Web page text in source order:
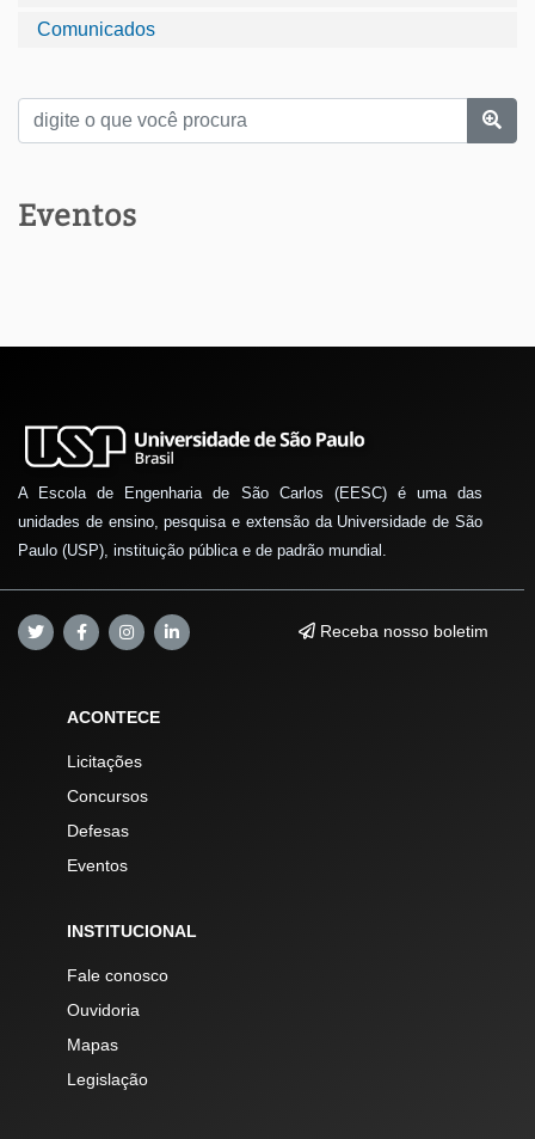
Comunicados
Eventos
A Escola de Engenharia de São Carlos (EESC) é uma das
unidades de ensino, pesquisa e extensão da Universidade de São
Paulo (USP), instituição pública e de padrão mundial.
Receba nosso boletim
ACONTECE
Licitações
Concursos
Defesas
Eventos
INSTITUCIONAL
Fale conosco
Ouvidoria
Mapas
Legislação